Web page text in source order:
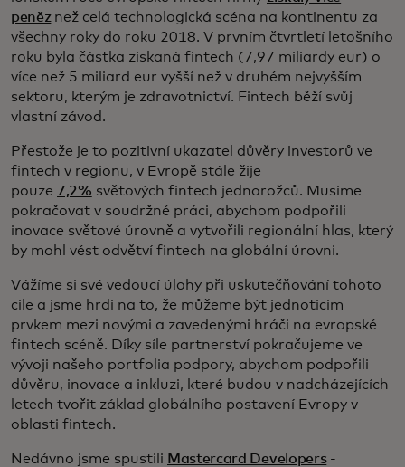
peněznež celá technologická scéna na kontinentu za
všechny roky do roku 2018. V prvním čtvrtletí letošního
roku byla částka získaná fintech (7,97 miliardy eur) o
více než 5 miliard eur vyšší než v druhém nejvyšším
sektoru, kterým je zdravotnictví. Fintech běží svůj
vlastní závod.
Přestože je to pozitivní ukazatel důvěry investorů ve
fintech v regionu, v Evropě stále žije
pouze 7,2% světových fintech jednorožců. Musíme
pokračovat v soudržné práci, abychom podpořili
inovace světové úrovně a vytvořili regionální hlas, který
by mohl vést odvětví fintech na globální úrovni.
Vážíme si své vedoucí úlohy při uskutečňování tohoto
cíle a jsme hrdí na to, že můžeme být jednotícím
prvkem mezi novými a zavedenými hráči na evropské
fintech scéně. Díky síle partnerství pokračujeme ve
vývoji našeho portfolia podpory, abychom podpořili
důvěru, inovace a inkluzi, které budou v nadcházejících
letech tvořit základ globálního postavení Evropy v
oblasti fintech.
Nedávno jsme spustili Mastercard Developers-